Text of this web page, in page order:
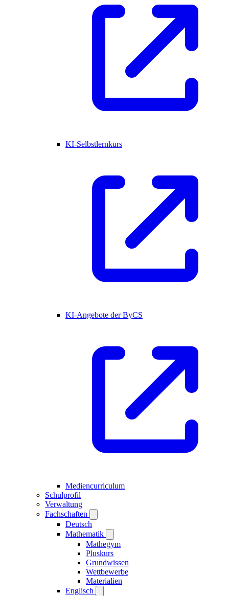
KI-Selbstlernkurs
KI-Angebote der ByCS
Mediencurriculum
Schulprofil
Verwaltung
Fachschaften
Deutsch
Mathematik
Mathegym
Pluskurs
Grundwissen
Wettbewerbe
Materialien
Englisch